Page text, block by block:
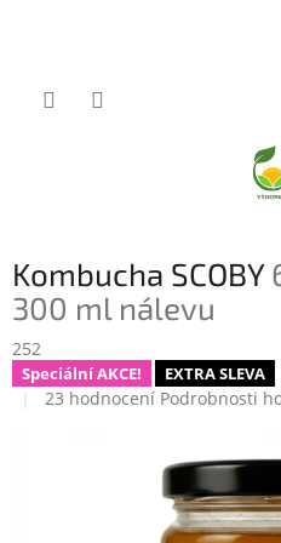
o
s
t
r
a
Kombucha SCOBY
300 ml nálevu
252
Speciální AKCE! EXTRA SLEVA
Průměrné
23 hodnocení Podrobnosti